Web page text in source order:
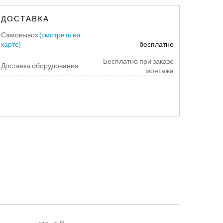
ДОСТАВКА
Самовывоз(смотреть на
карте)
бесплатно
Доставка оборудования
Бесплатно при заказе
монтажа